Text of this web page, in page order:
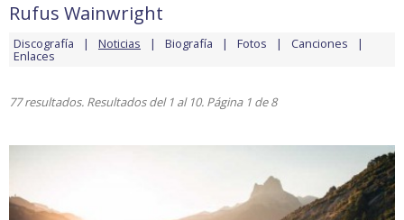
Rufus Wainwright
Discografía Noticias Biografía Fotos Canciones
Enlaces
77 resultados. Resultados del 1 al 10. Página 1 de 8